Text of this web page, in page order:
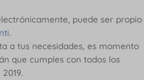
puede ser propio
.
a tus necesidades, es momento
que cumples con todos los